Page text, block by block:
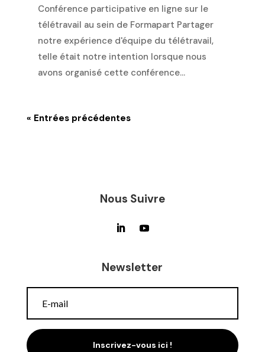
Conférence participative en ligne sur le
télétravail au sein de Formapart Partager
notre expérience d'équipe du télétravail,
telle était notre intention lorsque nous
avons organisé cette conférence...
« Entrées précédentes
Nous Suivre
Newsletter
Inscrivez-vous ici !